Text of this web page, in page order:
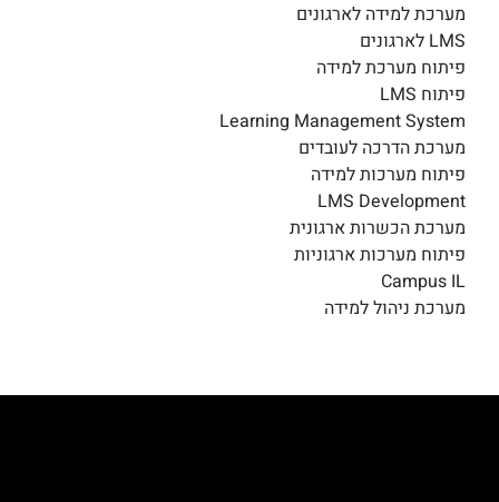
מערכת למידה לארגונים
LMS לארגונים
פיתוח מערכת למידה
פיתוח LMS
Learning Management System
מערכת הדרכה לעובדים
פיתוח מערכות למידה
LMS Development
מערכת הכשרות ארגונית
פיתוח מערכות ארגוניות
Campus IL
מערכת ניהול למידה